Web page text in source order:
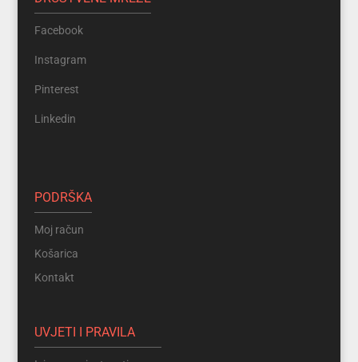
Facebook
Instagram
Pinterest
Linkedin
PODRŠKA
Moj račun
Košarica
Kontakt
UVJETI I PRAVILA